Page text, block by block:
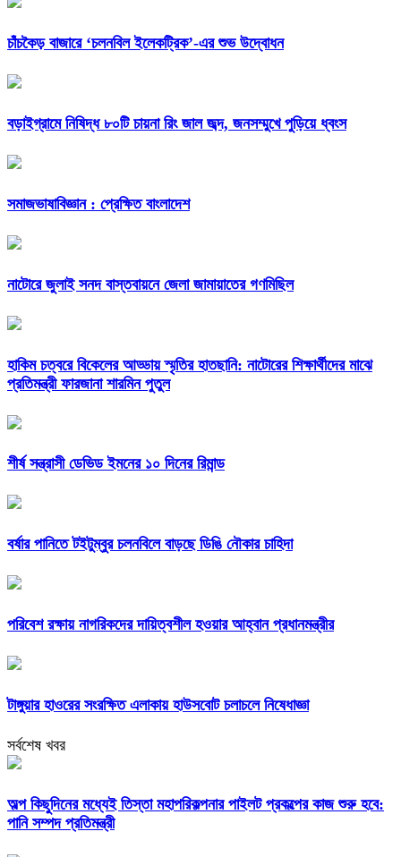
চাঁচকৈড় বাজারে ‘চলনবিল ইলেকট্রিক’-এর শুভ উদ্বোধন
বড়াইগ্রামে নিষিদ্ধ ৮০টি চায়না রিং জাল জব্দ, জনসম্মুখে পুড়িয়ে ধ্বংস
সমাজভাষাবিজ্ঞান : প্রেক্ষিত বাংলাদেশ
নাটোরে জুলাই সনদ বাস্তবায়নে জেলা জামায়াতের গণমিছিল
হাকিম চত্বরে বিকেলের আড্ডায় স্মৃতির হাতছানি: নাটোরের শিক্ষার্থীদের মাঝে
প্রতিমন্ত্রী ফারজানা শারমিন পুতুল
শীর্ষ সন্ত্রাসী ডেভিড ইমনের ১০ দিনের রিমান্ড
বর্ষার পানিতে টইটুম্বুর চলনবিলে বাড়ছে ডিঙি নৌকার চাহিদা
পরিবেশ রক্ষায় নাগরিকদের দায়িত্বশীল হওয়ার আহ্বান প্রধানমন্ত্রীর
টাঙ্গুয়ার হাওরের সংরক্ষিত এলাকায় হাউসবোট চলাচলে নিষেধাজ্ঞা
সর্বশেষ খবর
অল্প কিছুদিনের মধ্যেই তিস্তা মহাপরিকল্পনার পাইলট প্রকল্পের কাজ শুরু হবে:
পানি সম্পদ প্রতিমন্ত্রী